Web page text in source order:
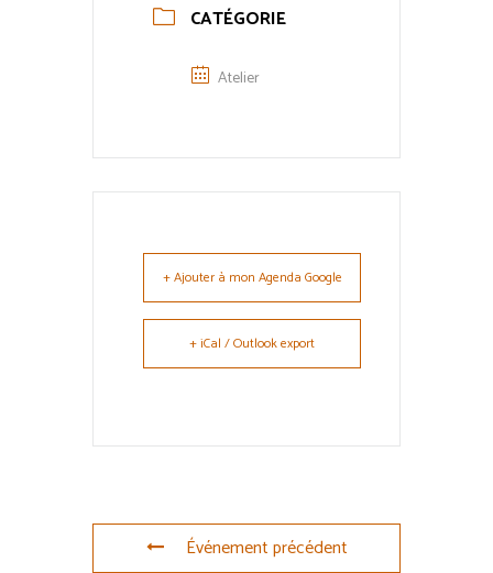
CATÉGORIE
Atelier
+ Ajouter à mon Agenda Google
+ iCal / Outlook export
Événement précédent